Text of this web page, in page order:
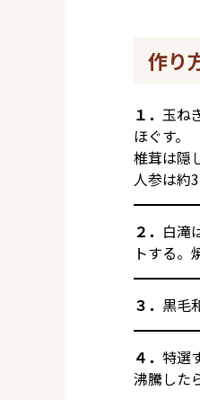
作り
１． 玉ね
ほぐす。
椎茸は隠
人参は約
２． 白滝
トする。
３． 黒毛
４． 特選
沸騰した